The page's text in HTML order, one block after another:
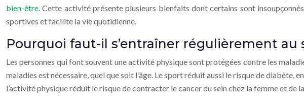
bien-être. Cette activité présente plusieurs bienfaits dont certains sont
sportives et facilite la vie quotidienne.
Pourquoi faut-il s’entraîner régulièrement au
Les personnes qui font souvent une activité physique sont protégées contre les
maladies est nécessaire, quel que soit l’âge. Le sport réduit aussi le risque de diabète,
l’activité physique réduit le risque de contracter le cancer du sein chez la femme et de